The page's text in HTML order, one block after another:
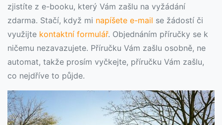
zjistíte z e-booku, který Vám zašlu na vyžádání
zdarma. Stačí, když mi napíšete e-mail se žádostí či
využijte kontaktní formulář. Objednáním příručky se k
ničemu nezavazujete. Příručku Vám zašlu osobně, ne
automat, takže prosím vyčkejte, příručku Vám zašlu,
co nejdříve to půjde.